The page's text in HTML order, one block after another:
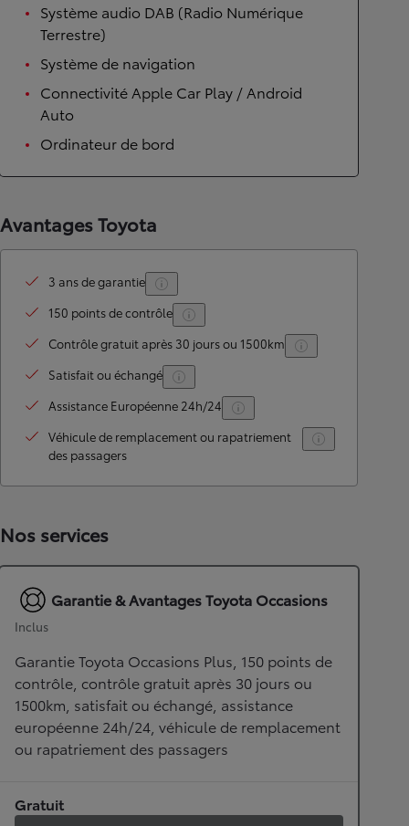
Système audio DAB (Radio Numérique
Terrestre)
Système de navigation
Connectivité Apple Car Play / Android
Auto
Ordinateur de bord
Avantages Toyota
3 ans de garantie
150 points de contrôle
Contrôle gratuit après 30 jours ou 1500km
Satisfait ou échangé
Assistance Européenne 24h/24
Véhicule de remplacement ou rapatriement
des passagers
Nos services
Garantie & Avantages Toyota Occasions
Inclus
Garantie Toyota Occasions Plus, 150 points de
contrôle, contrôle gratuit après 30 jours ou
1500km, satisfait ou échangé, assistance
européenne 24h/24, véhicule de remplacement
ou rapatriement des passagers
Gratuit